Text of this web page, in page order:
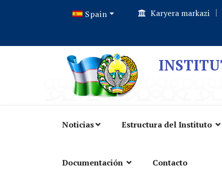
Spain Karyera markazi
Noticias Estructura del Instituto
Documentación Contacto